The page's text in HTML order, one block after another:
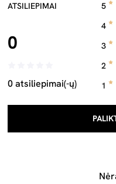
ATSILIEPIMAI
0
0 atsiliepimai(-ų)
5
4
3
2
1